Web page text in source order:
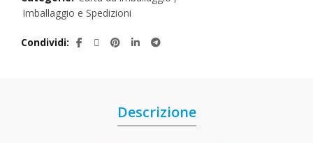
Imballaggio e Spedizioni
Condividi
Descrizione